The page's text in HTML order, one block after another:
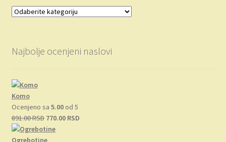
Najbolje ocenjeni naslovi
Komo
Ocenjeno sa 5.00od 5
891.00RSD Originalna
cena
je
770.00 RSDTrenutna
Ogrebotine